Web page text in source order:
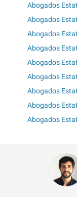
Abogados
Abogados
Abogados
Abogados
Abogados
Abogados
Abogados
Abogados
Abogados